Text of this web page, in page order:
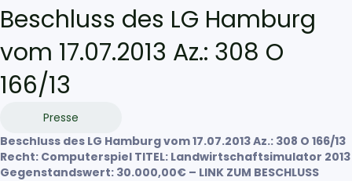
Beschluss des LG Hamburg
vom 17.07.2013 Az.: 308 O
166/13
Presse
Beschluss des LG Hamburg vom 17.07.2013 Az.: 308 O 166/13
Recht: Computerspiel TITEL: Landwirtschaftsimulator 2013
Gegenstandswert: 30.000,00€ – LINK ZUM BESCHLUSS